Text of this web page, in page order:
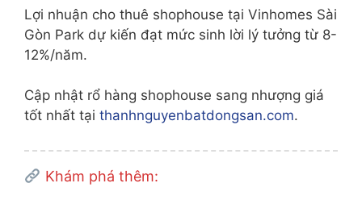
Lợi nhuận cho thuê shophouse tại Vinhomes Sài
Gòn Park dự kiến đạt mức sinh lời lý tưởng từ 8-
12%/năm.
Cập nhật rổ hàng shophouse sang nhượng giá
tốt nhất tại thanhnguyenbatdongsan.com.
Khám phá thêm: